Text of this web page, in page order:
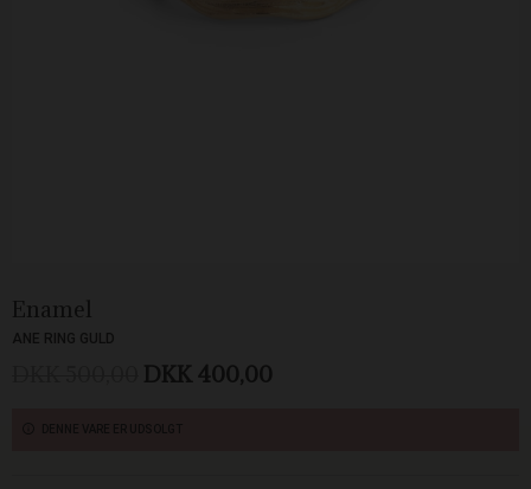
Enamel
ANE RING GULD
DKK 400,00